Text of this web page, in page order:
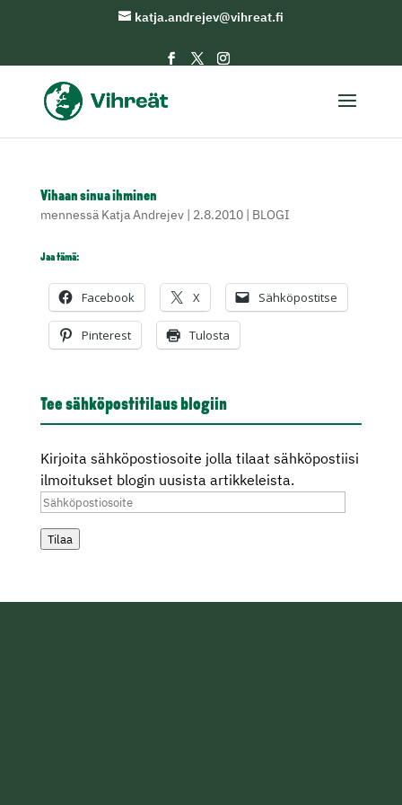
katja.andrejev@vihreat.fi
Vihaan sinua ihminen
mennessä Katja Andrejev| 2.8.2010| BLOGI
Jaa tämä:
Facebook X Sähköpostitse
Pinterest Tulosta
Tee sähköpostitilaus blogiin
Kirjoita sähköpostiosoite jolla tilaat sähköpostiisi
ilmoitukset blogin uusista artikkeleista.
Sähköpostiosoite
Tilaa